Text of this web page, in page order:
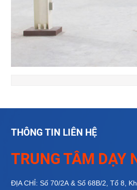
THÔNG TIN LIÊN HỆ
TRUNG TÂM DẠY
ĐỊA CHỈ: Số 70/2A & Số 68B/2, Tổ 8,